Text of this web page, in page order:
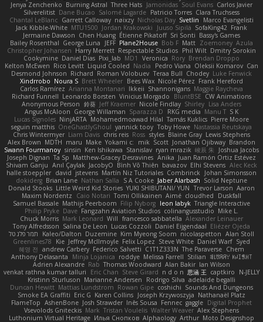
Jenya Zenchenko Burning Astral Three Hats Jamonidas Soul Evans Carlos Javier
Silverelitist Dane Bucao Salomé Lagarde Patricio Torres Clara Truchsess
Chantal LeBlanc Garrett Calloway nøixzy Nicholas Day Svetlin
Marco Evangelisti
Jack Kibble-White MTU1500 Jordan Krakowski Juuso Sipilä SofaKing42 Frank
Jermaine Dawson Chen Huang Étienne Pikatoff Sri Sonti Bassy's Games
Bailey Rosenthal George Luna JEFF Plane2House Bob F Matt Zoemoney Azula
Christopher Johansen Harry Merrett Respectable Studios Phil Wilt Dmitry Sorokin
Cookymine Daniel Dias Pixi_lab MD1 Veronica Rory Brendan Droppo
Kelton McEwen Rico Levitt Liquid Cooled Nadia Pedro Viana Oleksii Komarov Can
Desmond Johnson Richard Roman Volobuev Teraa Bull Chodey Luke Fenwick
Xindrrobo Noura S Brett Wheeler Bees Wax Nicole Pérez Frank Hereford
Carlos Ramírez Arianna Montanari Ikkeii Shannonigans Maggie Raycheva
Richard Funnell Leonardo Borsten Vinicius Morgado BluntBSE CW Animations
Anonymous Person 鈴葵 Jeff Kraemer Nicole Findlay Shirley Lisa Anders
Angus McAloon George Willaman Sparazza D RKG media Manu T S K
Lucas Signoles NinjARTA Mohamedmoawad Hilal Tamás Kuklics Pierre Moore
seguin matthis OneGhastlyGhoul yannick tooy Toby Howe Nastassia Reutskaya
Chris Wintermyer Liam Davis chris reis Ross styles Blaine Gray Lewis Stephens
Alex Brown MDTH maru Make Yokami c: mik Scott Jonathan Ojibway Brandon
Swann Fourmanoy sinsin Ken Ishikawa Stanislav ryan mrazik 峻辰 朱
Joshua Jacobs
Joseph Dignan Ta Sp Matthew-Gracey Desravines Anika Juan Ramón Ortiz Estévez
Shivam Ganju Anıl Çaylak JacobyO Bình Võ Thiên bavazov Elhi Stevens Alec Keck
halle stoeppler david jstevens Martín Niz Tutoriales Combrinck Johan Simonsson
dokiderg Brian Lane Nathan Salla S A Cooke Jaber Alarbash Solid Neptune
Donald Stooks Little Weird Kid Stories YUKI SHIBUTANI/ YUN Trevor Larson Aaron
Maxim Nordentz
Caio Notari Tomi Ollikainen Aimé cloudhed
Duskfall
Samuel Bassale Mathijs Peerboom Filip Nyborg leon labyk Triangle Interactive
Philip Pryke Dave Fangzahn Aviation Studios colinangusstudio Mike L.
Chuck Morris Mark Leonard Will francesco sabbatella Alexander Leinauer
Tony Alfredsson Salina De Leon Lucas Cozzoli Daniel Eijgendaal Eliézer Ojeda
תמר פלג טל
Kaleo/Dalton Duzemine Kim Myeong Soom nicolaspetton Alan Stoll
Greenlines78
Kie Jeffrey McIlmoyle Felix Lopez Steve White Daniel Warf Syed
혜영 전 andrew Carbery Federico Salvetti C1T1Z333N The Paraverse Chem
Anthony Delasanta
Minja Lojanica roddye Melissa Farrell Stilian ꌃ꒒ꀎꋪꋪꌩ ꀘꈤꀤꁅꃅ꓄
Adrien Alexandre Rab Thomas Woodward Alan Bakir Ian Wilson
venkat rathna kumar talluri
Eric Chan Steve Girard n d o n 思涵 王 captkiro
N-JELLY
Kristinn Sturluson Marianne Andersen Rodrigo Silva adelaide begalli
Duncan Hewitt Mattias Lundstrom Rowan Gipe coshichi Sounds And Dungeons
Smoke EA Graffiti Eric G Karen Collins Joseph Krzywoszyja Nathanaël Platz
FlameTop AshenBone Josh Strawder Inês Sousa Fennec gaggle Digital Prophet
Vsevolods Gniteckis Mark Tristan Voulelis Walter Weaver Alex Stephens
Luthonium Virtual Heritage Илья Снопков Alphaology Arthur Moto Designshop